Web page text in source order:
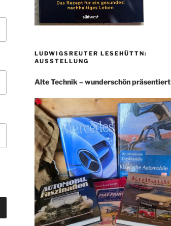
LUDWIGSREUTER LESEHÜTTN:
AUSSTELLUNG
Alte Technik – wunderschön präsentiert